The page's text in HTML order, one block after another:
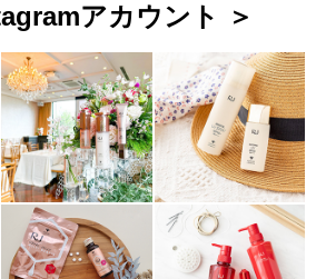
アカウント ＞